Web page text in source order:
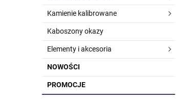
Kamienie kalibrowane
Kaboszony okazy
Elementy i akcesoria
NOWOŚCI
PROMOCJE